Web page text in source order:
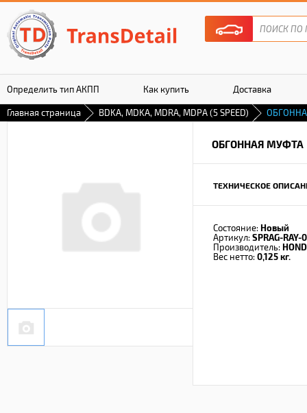
Определить тип АКПП Как купить Доставка
Гарантия
Главная страница BDKA, MDKA, MDRA, MDPA (5 SPEED)
ОБГОННАЯ МУФТА
ТЕХНИЧЕСКОЕ
Состояние: Новый
Артикул: SPRAG-RAY-
Производитель:
Вес нетто: 0,125 кг.